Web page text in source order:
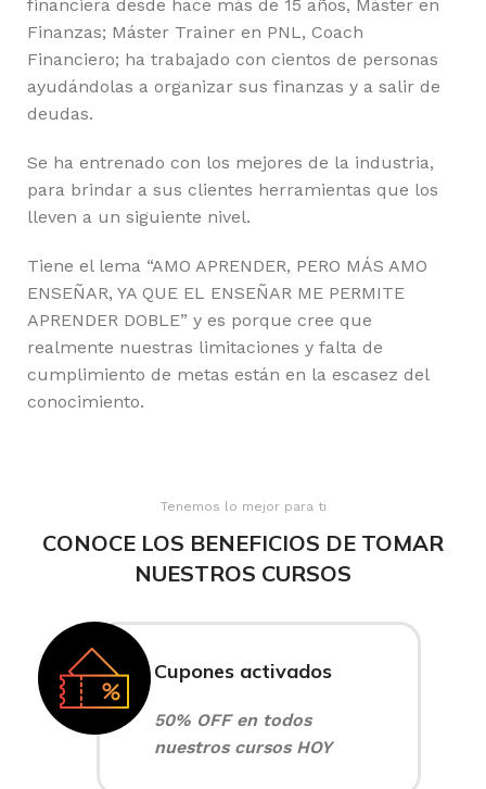
financiera desde hace más de 15 años, Máster en
Finanzas; Máster Trainer en PNL, Coach
Financiero; ha trabajado con cientos de personas
ayudándolas a organizar sus finanzas y a salir de
deudas.
Se ha entrenado con los mejores de la industria,
para brindar a sus clientes herramientas que los
lleven a un siguiente nivel.
Tiene el lema “AMO APRENDER, PERO MÁS AMO
ENSEÑAR, YA QUE EL ENSEÑAR ME PERMITE
APRENDER DOBLE” y es porque cree que
realmente nuestras limitaciones y falta de
cumplimiento de metas están en la escasez del
conocimiento.
Tenemos lo mejor para ti
CONOCE LOS BENEFICIOS DE TOMAR
NUESTROS CURSOS
Cupones activados
50% OFF en todos
nuestros cursos HOY